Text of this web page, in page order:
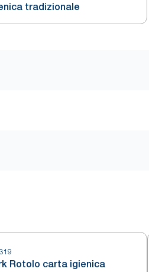
tradizionale
Rotolo carta igienica